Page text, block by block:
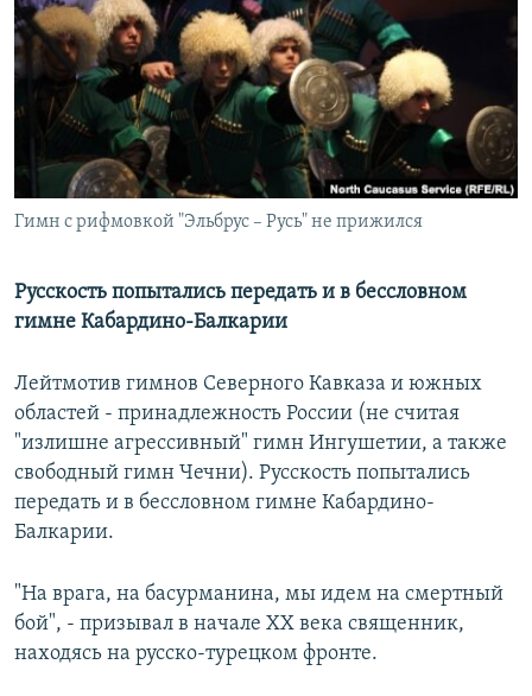
РАСПИСАНИЕ ВЕЩАНИЯ
ПОДПИШИТЕСЬ НА РАССЫЛКУ
СОЦИАЛЬНЫЕ СЕТИ
Все сайты РСЕ/РС
Гимн с рифмовкой "Эльбрус – Русь" не прижился
Русскость попытались передать и в бессловном
гимне Кабардино-Балкарии
Лейтмотив гимнов Северного Кавказа и южных
областей - принадлежность России (не считая
"излишне агрессивный" гимн Ингушетии, а также
свободный гимн Чечни). Русскость попытались
передать и в бессловном гимне Кабардино-
Балкарии.
"На врага, на басурманина, мы идем на смертный
бой", - призывал в начале XX века священник,
находясь на русско-турецком фронте.